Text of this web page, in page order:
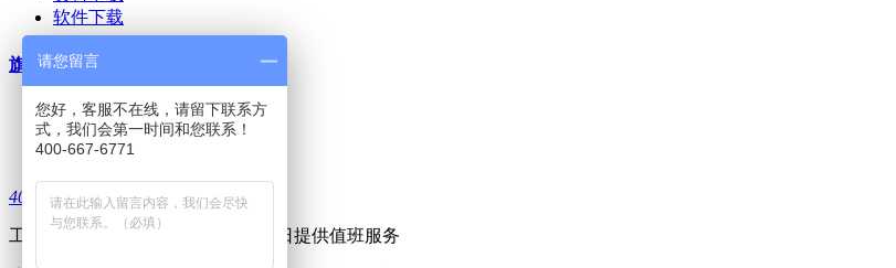
软件下载
旗下网站
dsm知识库
上邦-三品PLM
上邦技术社区
4006676771
工作日 8:30--17:30 周六及部分节假日提供值班服务
请您留言
您好，客服不在线，请留下联系方
式，我们会第一时间和您联系！
400-667-6771